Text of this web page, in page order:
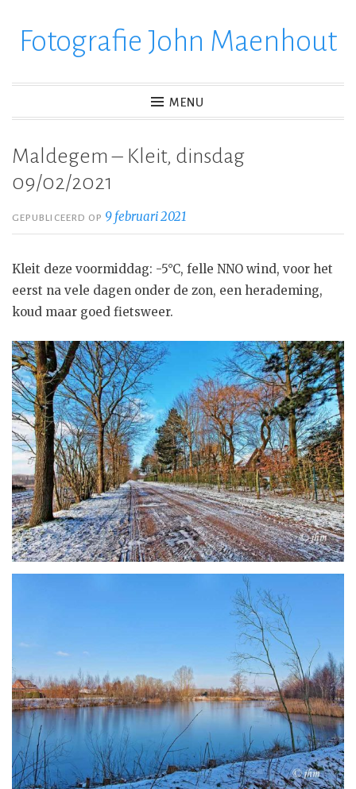
verderFotografie John Maenhout
MENU
Maldegem – Kleit, dinsdag
09/02/2021
GEPUBLICEERD OP 9 februari 2021
Kleit deze voormiddag: -5°C, felle NNO wind, voor het
eerst na vele dagen onder de zon, een herademing,
koud maar goed fietsweer.